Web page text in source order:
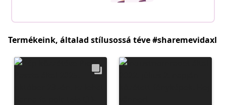
Termékeink, általad stílusossá téve #sharemevidaxl